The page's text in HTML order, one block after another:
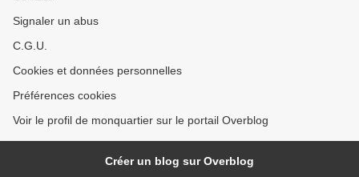
Signaler un abus
C.G.U.
Cookies et données personnelles
Préférences cookies
Voir le profil de monquartier sur le portail Overblog
Créer un blog sur Overblog